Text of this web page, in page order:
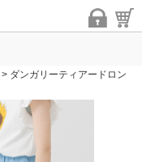
> ダンガリーティアードロン